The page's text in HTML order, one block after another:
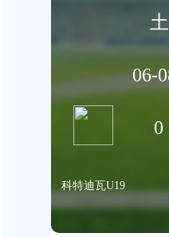
06-
科特迪瓦U19